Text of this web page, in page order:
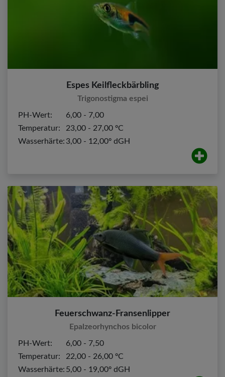
Espes Keilfleckbärbling
Trigonostigma espei
PH-Wert:
6,00 - 7,00
Temperatur:
23,00 - 27,00 ºC
Wasserhärte: 3,00 - 12,00º dGH
Feuerschwanz-Fransenlipper
Epalzeorhynchos bicolor
PH-Wert:
6,00 - 7,50
Temperatur:
22,00 - 26,00 ºC
Wasserhärte: 5,00 - 19,00º dGH